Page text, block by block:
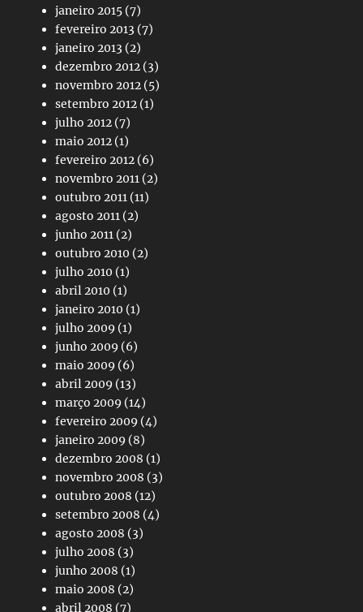
janeiro 2015 (7)
fevereiro 2013 (7)
janeiro 2013 (2)
dezembro 2012 (3)
novembro 2012 (5)
setembro 2012 (1)
julho 2012 (7)
maio 2012 (1)
fevereiro 2012 (6)
novembro 2011 (2)
outubro 2011 (11)
agosto 2011 (2)
junho 2011 (2)
outubro 2010 (2)
julho 2010 (1)
abril 2010 (1)
janeiro 2010 (1)
julho 2009 (1)
junho 2009 (6)
maio 2009 (6)
abril 2009 (13)
março 2009 (14)
fevereiro 2009 (4)
janeiro 2009 (8)
dezembro 2008 (1)
novembro 2008 (3)
outubro 2008 (12)
setembro 2008 (4)
agosto 2008 (3)
julho 2008 (3)
junho 2008 (1)
maio 2008 (2)
abril 2008 (7)